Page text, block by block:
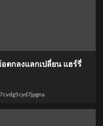
ตกลงแลกเปลี่ยน แฮร์รี่